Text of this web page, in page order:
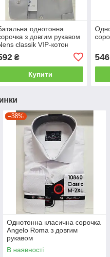
однотонна
з довгим рукавом
classik VIP-котон
₴
Купити
546
–38%
Однотонна класична сорочка
Angelo Roma з довгим
рукавом
В наявності